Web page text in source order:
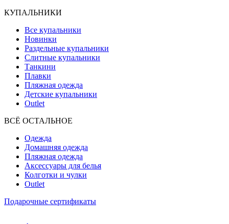
КУПАЛЬНИКИ
Все купальники
Новинки
Раздельные купальники
Слитные купальники
Танкини
Плавки
Пляжная одежда
Детские купальники
Outlet
ВCЁ ОСТАЛЬНОЕ
Одежда
Домашняя одежда
Пляжная одежда
Аксессуары для белья
Колготки и чулки
Outlet
Подарочные сертификаты